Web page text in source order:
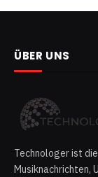
ÜBER UNS
Technologer ist
Musiknachrichten,